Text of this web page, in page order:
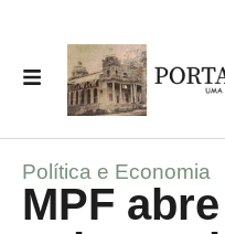
Política e Economia
MPF